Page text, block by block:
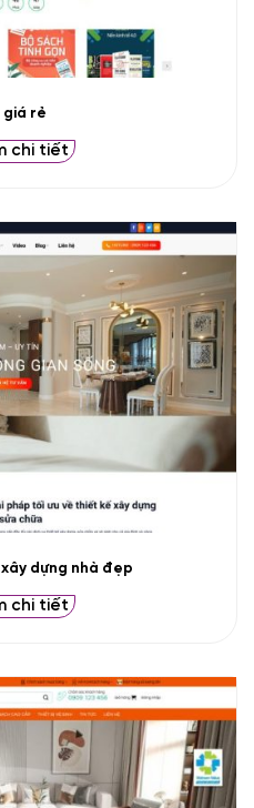
giá rẻ
chi tiết
dựng nhà đẹp
chi tiết